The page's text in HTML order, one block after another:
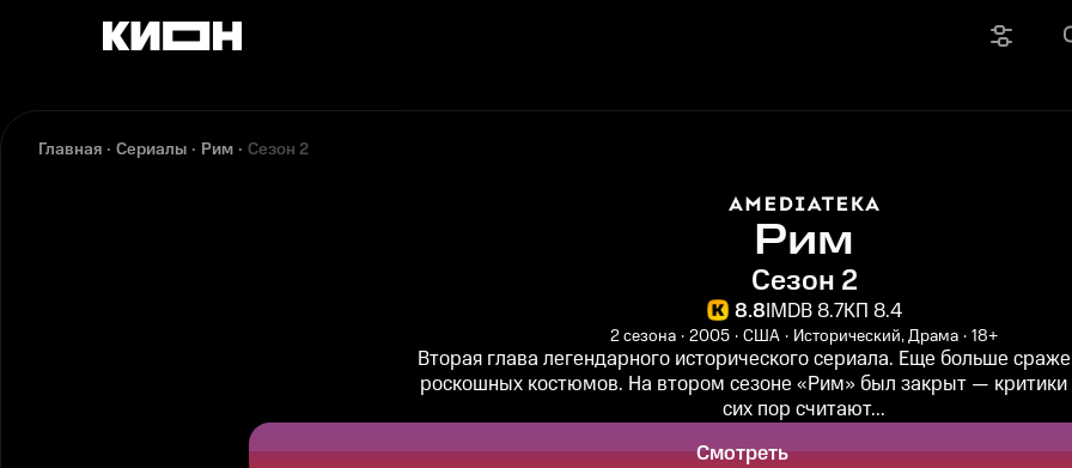
Главная Сериалы Рим Сезон 2
Рим
Сезон 2
8.8IMDB 8.7КП 8.4
2 сезона 2005 США Исторический, Драма 18+
Вторая глава легендарного исторического сериала. Еще больше
роскошных костюмов. На втором сезоне «Рим» был закрыт — критики
сих пор считают...
Смотреть